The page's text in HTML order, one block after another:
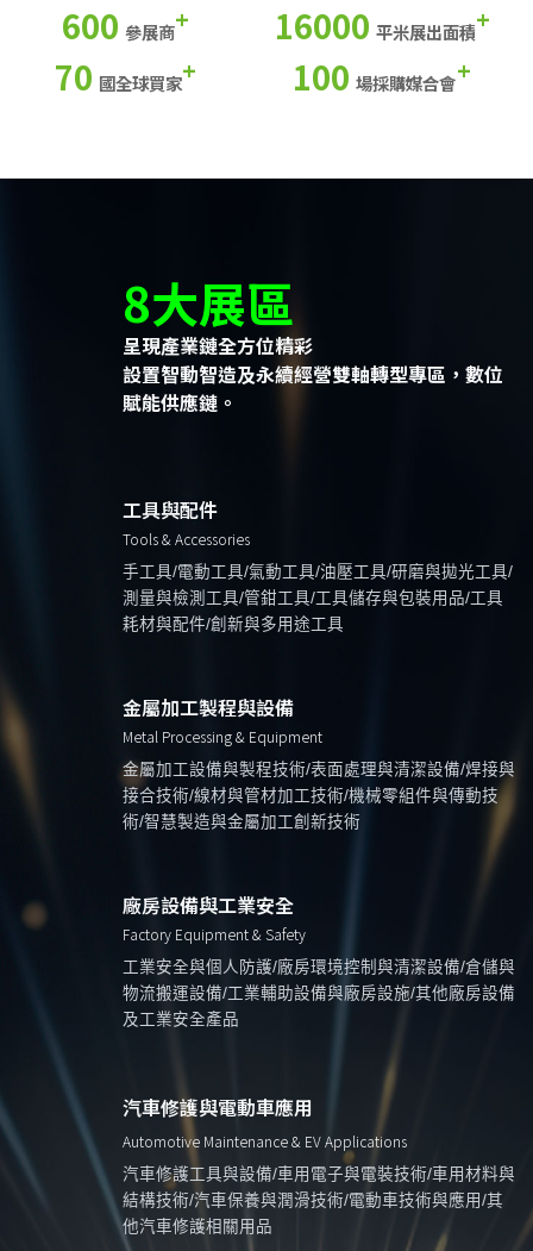
600 參展商+ 16000 平米展出面積+
70 國全球買家+ 100 場採購媒合會+
8大展區
呈現產業鏈全方位精彩
設置智動智造及永續經營雙軸轉型專區，數位
賦能供應鏈。
工具與配件
Tools & Accessories
手工具/電動工具/氣動工具/油壓工具/研磨與拋光工具/
測量與檢測工具/管鉗工具/工具儲存與包裝用品/工具
耗材與配件/創新與多用途工具
金屬加工製程與設備
Metal Processing & Equipment
金屬加工設備與製程技術/表面處理與清潔設備/焊接與
接合技術/線材與管材加工技術/機械零組件與傳動技
術/智慧製造與金屬加工創新技術
廠房設備與工業安全
Factory Equipment & Safety
工業安全與個人防護/廠房環境控制與清潔設備/倉儲與
物流搬運設備/工業輔助設備與廠房設施/其他廠房設備
及工業安全產品
汽車修護與電動車應用
Automotive Maintenance & EV Applications
汽車修護工具與設備/車用電子與電裝技術/車用材料與
結構技術/汽車保養與潤滑技術/電動車技術與應用/其
他汽車修護相關用品